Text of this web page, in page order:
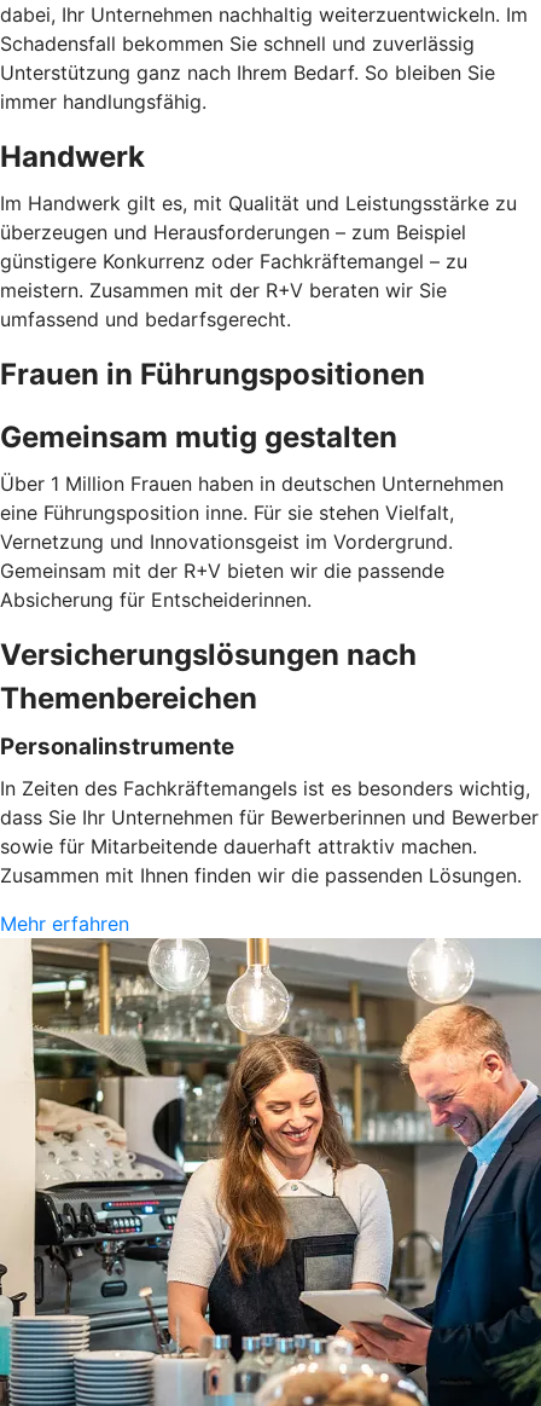
dabei, Ihr Unternehmen nachhaltig weiterzuentwickeln. Im
Schadensfall bekommen Sie schnell und zuverlässig
Unterstützung ganz nach Ihrem Bedarf. So bleiben Sie
immer handlungsfähig.
Handwerk
Im Handwerk gilt es, mit Qualität und Leistungsstärke zu
überzeugen und Herausforderungen – zum Beispiel
günstigere Konkurrenz oder Fachkräftemangel – zu
meistern. Zusammen mit der R+V beraten wir Sie
umfassend und bedarfsgerecht.
Frauen in Führungspositionen
Gemeinsam mutig gestalten
Über 1 Million Frauen haben in deutschen Unternehmen
eine Führungsposition inne. Für sie stehen Vielfalt,
Vernetzung und Innovationsgeist im Vordergrund.
Gemeinsam mit der R+V bieten wir die passende
Absicherung für Entscheiderinnen.
Versicherungslösungen nach
Themenbereichen
Personalinstrumente
In Zeiten des Fachkräftemangels ist es besonders wichtig,
dass Sie Ihr Unternehmen für Bewerberinnen und Bewerber
sowie für Mitarbeitende dauerhaft attraktiv machen.
Zusammen mit Ihnen finden wir die passenden Lösungen.
Mehr erfahren